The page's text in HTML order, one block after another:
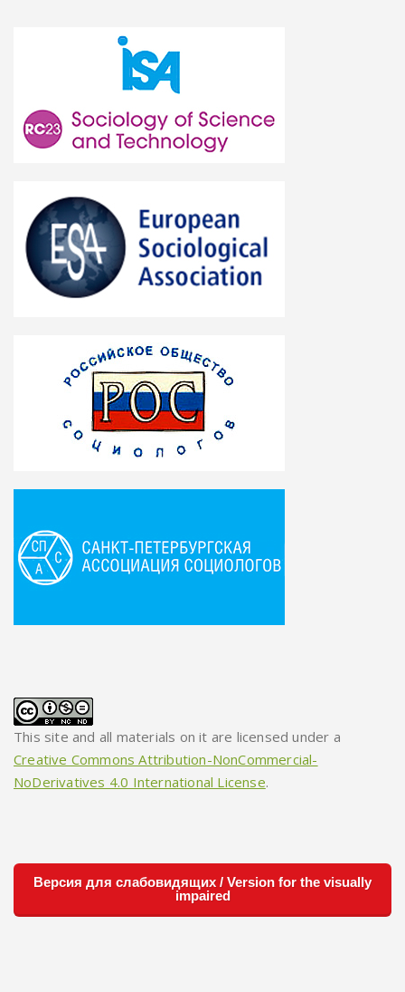
This site and all materials on it are licensed under a
Creative Commons Attribution-NonCommercial-
NoDerivatives 4.0 International License.
Версия для слабовидящих / Version for the visually
impaired